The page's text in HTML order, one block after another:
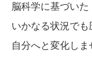
脳科学に基づいた
いかなる状況で
自分へと変化しま